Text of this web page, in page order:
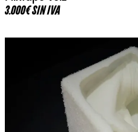
3.000€ SIN IVA